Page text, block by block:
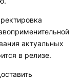
актуальных
в релизе.